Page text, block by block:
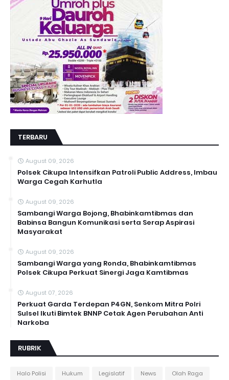
TERBARU
August 09, 2026
Polsek Cikupa Intensifkan Patroli Public Address, Imbau
Warga Cegah Karhutla
August 09, 2026
Sambangi Warga Bojong, Bhabinkamtibmas dan
Babinsa Bangun Komunikasi serta Serap Aspirasi
Masyarakat
August 09, 2026
Sambangi Warga yang Ronda, Bhabinkamtibmas
Polsek Cikupa Perkuat Sinergi Jaga Kamtibmas
August 07, 2026
Perkuat Garda Terdepan P4GN, Senkom Mitra Polri
Sulsel Ikuti Bimtek BNNP Cetak Agen Perubahan Anti
Narkoba
RUBRIK
Halo Polisi Hukum Legislatif News Olah Raga